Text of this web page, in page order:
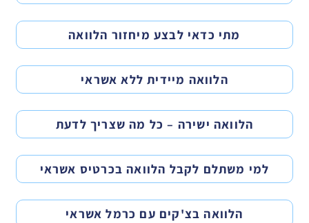
מתי כדאי לבצע מיחזור הלוואה
הלוואה מיידית ללא אשראי
הלוואה ישירה – כל מה שצריך לדעת
למי משתלם לקבל הלוואה בכרטיס אשראי
הלוואה בצ'קים עם כרמל אשראי